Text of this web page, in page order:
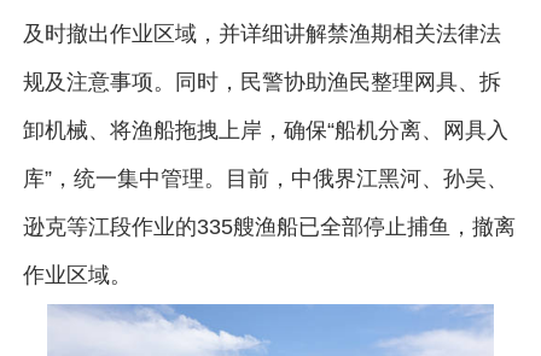
及时撤出作业区域，并详细讲解禁渔期相关法律法
规及注意事项。同时，民警协助渔民整理网具、拆
卸机械、将渔船拖拽上岸，确保“船机分离、网具入
库”，统一集中管理。目前，中俄界江黑河、孙吴、
逊克等江段作业的335艘渔船已全部停止捕鱼，撤离
作业区域。